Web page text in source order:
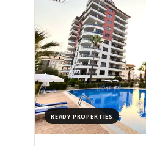
READY PROPERTIES